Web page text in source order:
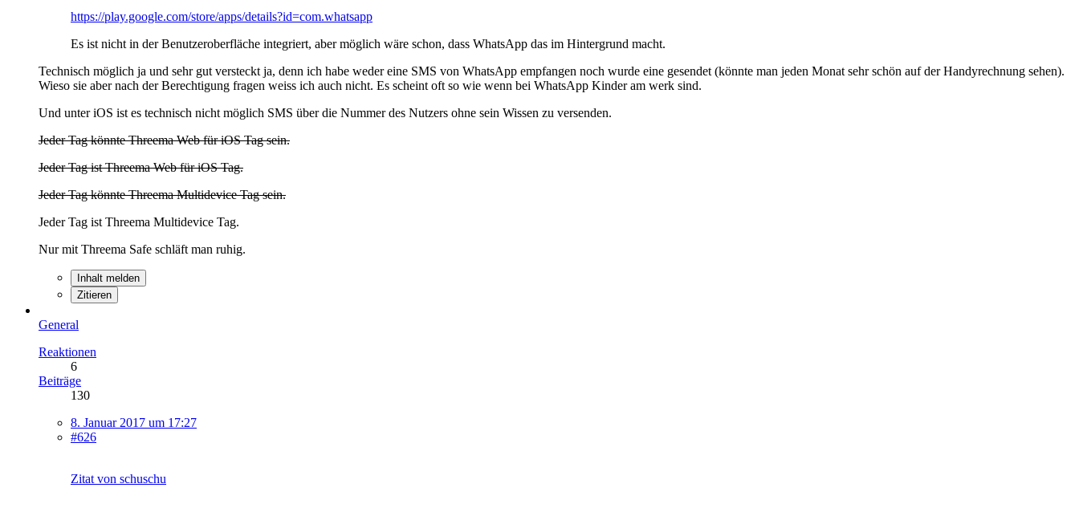
https://play.google.com/store/apps/details?id=com.whatsapp
Es ist nicht in der Benutzeroberfläche integriert, aber möglich wäre schon, dass WhatsApp das im Hintergrund macht.
Technisch möglich ja und sehr gut versteckt ja, denn ich habe weder eine SMS von WhatsApp empfangen noch wurde eine gesendet (könnte man jeden Monat sehr schön auf der Handyrechnung sehen).
Wieso sie aber nach der Berechtigung fragen weiss ich auch nicht. Es scheint oft so wie wenn bei WhatsApp Kinder am werk sind.
Und unter iOS ist es technisch nicht möglich SMS über die Nummer des Nutzers ohne sein Wissen zu versenden.
Jeder Tag könnte Threema Web für iOS Tag sein.
Jeder Tag ist Threema Web für iOS Tag.
Jeder Tag könnte Threema Multidevice Tag sein.
Jeder Tag ist Threema Multidevice Tag.
Nur mit Threema Safe schläft man ruhig.
Inhalt melden
Zitieren
General
Reaktionen
6
Beiträge
130
8. Januar 2017 um 17:27
#626
Zitat von schuschu